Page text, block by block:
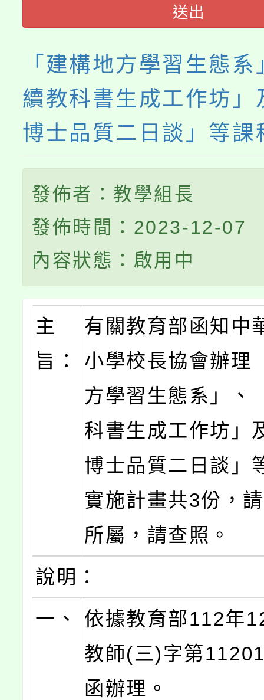
送出
「建構地方學習生態
續教科書生成工作坊」
博士品質二日談」等課
發佈者：教學組長
發佈時間：2023-12-07
內容狀態：啟用中
主
旨：
有關教育部函知中
小學校長協會辦理
方學習生態系」、
科書生成工作坊」
博士品質二日談」
實施計畫共3份，
所屬，請查照。
說明：
一、
依據教育部112年
教師(三)字第
函辦理。